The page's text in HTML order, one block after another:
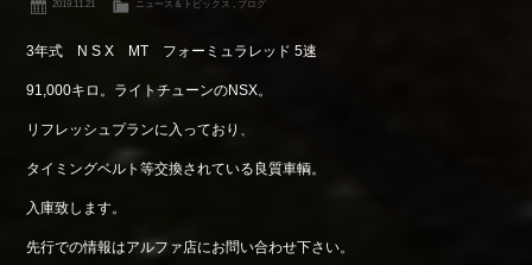
2019.11.21 ニュース＆トピックス ブログ
3年式 N S X MT フォーミュラレッド 5速
91,000キロ。ライトチューンのNSX。
リフレッシュプランに入っており、
タイミングベルト等交換されている良質車輌。
入庫致します。
先行での情報はアルファ店にお問い合わせ下さい。